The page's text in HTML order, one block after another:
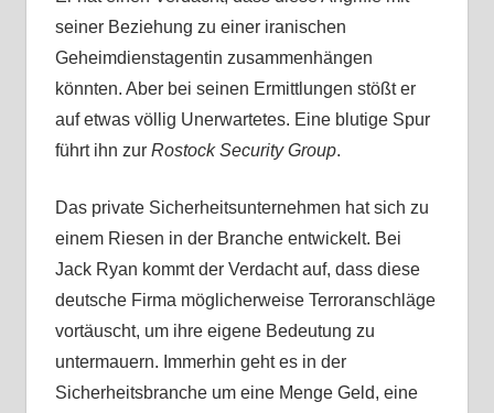
seiner Beziehung zu einer iranischen
Geheimdienstagentin zusammenhängen
könnten. Aber bei seinen Ermittlungen stößt er
auf etwas völlig Unerwartetes. Eine blutige Spur
führt ihn zur Rostock Security Group.
Das private Sicherheitsunternehmen hat sich zu
einem Riesen in der Branche entwickelt. Bei
Jack Ryan kommt der Verdacht auf, dass diese
deutsche Firma möglicherweise Terroranschläge
vortäuscht, um ihre eigene Bedeutung zu
untermauern. Immerhin geht es in der
Sicherheitsbranche um eine Menge Geld, eine